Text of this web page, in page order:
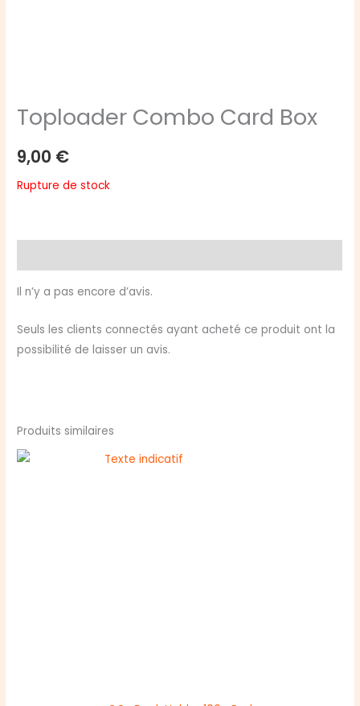
Toploader Combo Card Box
9,00 €
Rupture de stock
Il n’y a pas encore d’avis.
Seuls les clients connectés ayant acheté ce produit ont la
possibilité de laisser un avis.
Produits similaires